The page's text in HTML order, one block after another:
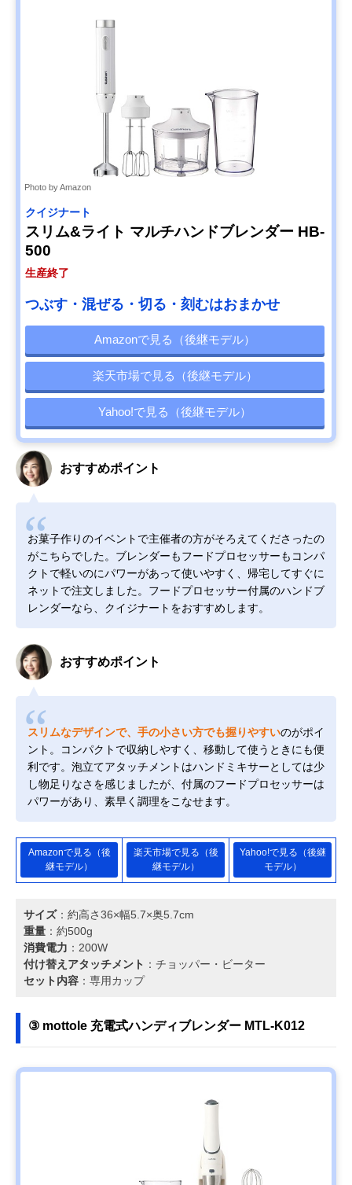
Photo by Amazon
クイジナート
スリム&ライト マルチハンドブレンダー HB-
500
生産終了
つぶす・混ぜる・切る・刻むはおまかせ
Amazonで見る（後継モデル）
楽天市場で見る（後継モデル）
Yahoo!で見る（後継モデル）
おすすめポイント
お菓子作りのイベントで主催者の方がそろえてくださったの
がこちらでした。ブレンダーもフードプロセッサーもコンパ
クトで軽いのにパワーがあって使いやすく、帰宅してすぐに
ネットで注文しました。フードプロセッサー付属のハンドブ
レンダーなら、クイジナートをおすすめします。
おすすめポイント
スリムなデザインで、手の小さい方でも握りやすいのがポイ
ント。コンパクトで収納しやすく、移動して使うときにも便
利です。泡立てアタッチメントはハンドミキサーとしては少
し物足りなさを感じましたが、付属のフードプロセッサーは
パワーがあり、素早く調理をこなせます。
Amazonで見る（後
継モデル）
楽天市場で見る（後
継モデル）
Yahoo!で見る（後継
モデル）
サイズ：約高さ36×幅5.7×奥5.7cm
重量 ：約500g
消費電力 ：200W
付け替えアタッチメント ：チョッパー・ビーター
セット内容 ：専用カップ
③ mottole 充電式ハンディブレンダー MTL-K012